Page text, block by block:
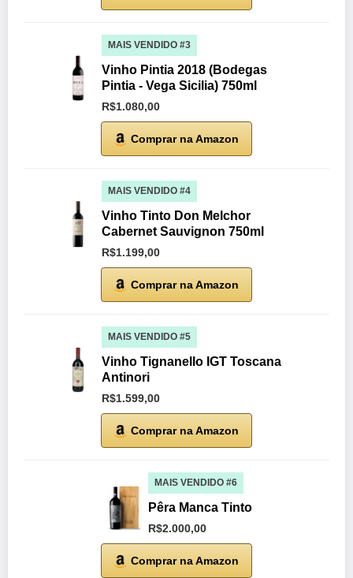
MAIS VENDIDO #3
Vinho Pintia 2018 (Bodegas
Pintia - Vega Sicilia) 750ml
R$1.080,00
Comprar na Amazon
MAIS VENDIDO #4
Vinho Tinto Don Melchor
Cabernet Sauvignon 750ml
R$1.199,00
Comprar na Amazon
MAIS VENDIDO #5
Vinho Tignanello IGT Toscana
Antinori
R$1.599,00
Comprar na Amazon
MAIS VENDIDO #6
Pêra Manca Tinto
R$2.000,00
Comprar na Amazon